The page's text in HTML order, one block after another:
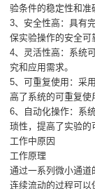
验条件的稳定性和准
3、安全性高：具有
保实验操作的安全可
4、灵活性高：系统
究和应用需求。
5、可重复使用：采
高了系统的可重复使
6、自动化操作：系
琐性，提高了实验的
工作中原因
工作原理
通过一系列微小通道
连续流动的过程可